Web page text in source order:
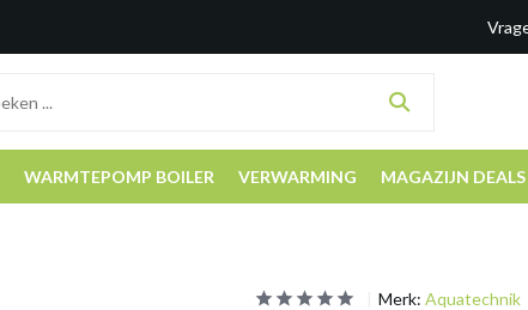
WARMTEPOMP BOILER VERWARMING MAGAZIJN DEALS
Merk: Aquatechnik